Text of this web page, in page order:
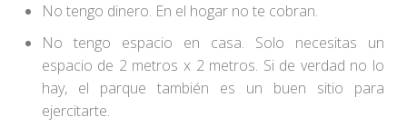
No tengo dinero. En el hogar no te cobran.
No tengo espacio en casa. Solo necesitas un
espacio de 2 metros x 2 metros. Si de verdad no lo
hay, el parque también es un buen sitio para
ejercitarte.